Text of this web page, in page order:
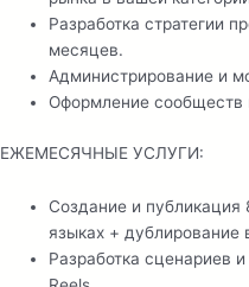
Разработка стратегии
месяцев.
Администрирование и
Оформление сообществ
ЕЖЕМЕСЯЧНЫЕ УСЛУГИ:
Создание и публикация
языках + дублирование
Разработка сценариев